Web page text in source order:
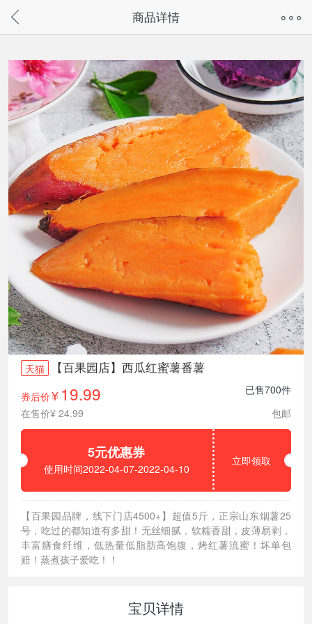
请通过微信或支付宝搜“奇兔客小程序”访问
商品详情
天猫 【百果园店】西瓜红蜜薯番薯
券后价¥ 19.99
已售700件
在售价¥ 24.99
包邮
5元优惠券
使用时间2022-04-07-2022-04-10
立即领取
【百果园品牌，线下门店4500+】超值5斤，正宗山东烟薯25
号，吃过的都知道有多甜！无丝细腻，软糯香甜，皮薄易剥，
丰富膳食纤维，低热量低脂肪高饱腹，烤红薯流蜜！坏单包
赔！蒸煮孩子爱吃！！
宝贝详情